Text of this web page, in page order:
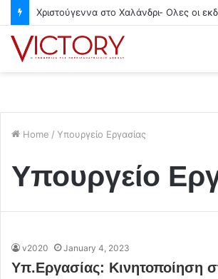
Home / Υπουργείο Εργασίας
Υπουργείο
v2020 January 4, 2023
Υπ.Εργασίας: Κινητοποίηση